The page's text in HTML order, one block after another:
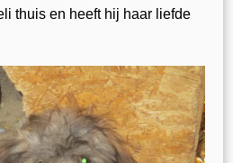
thuis en heeft hij haar liefde